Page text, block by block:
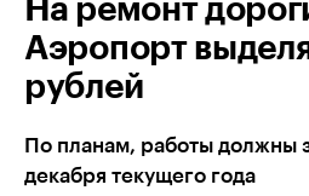
На ремонт
Аэропорт
рублей
По планам, работы должны
декабря текущего года